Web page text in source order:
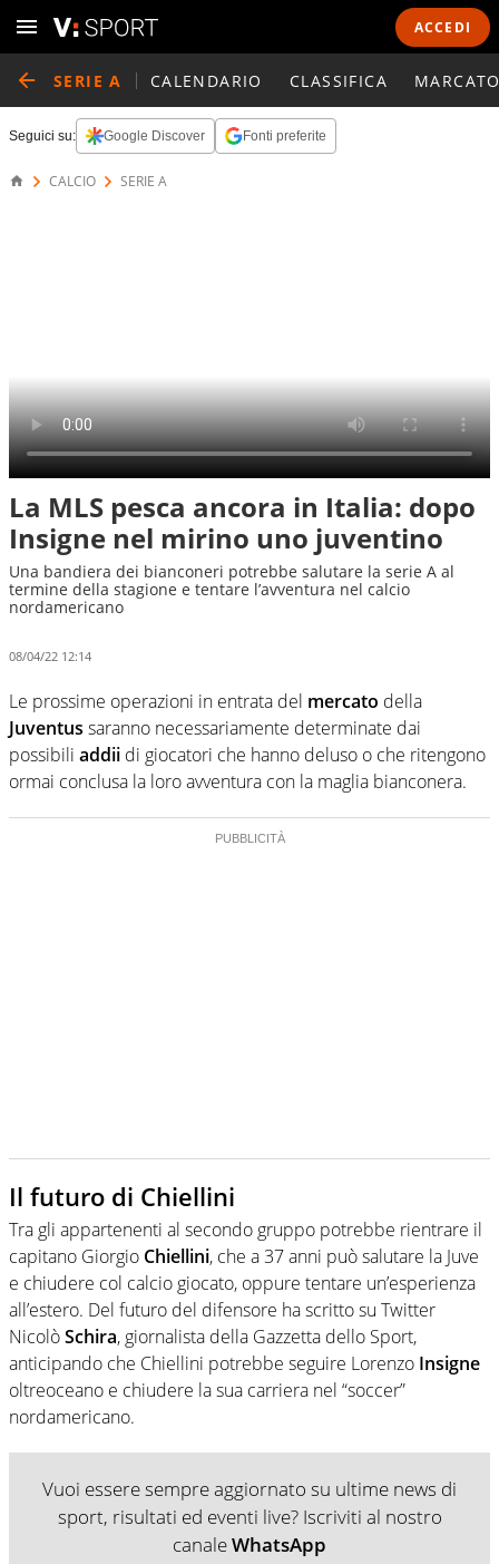
ACCEDI
SERIE A CALENDARIO CLASSIFICA
Seguici su: Google Discover Fonti preferite
CALCIO SERIE A
La MLS pesca ancora in Italia: dopo
Insigne nel mirino uno juventino
Una bandiera dei bianconeri potrebbe salutare la serie A al
termine della stagione e tentare l’avventura nel calcio
nordamericano
08/04/22 12:14
Le prossime operazioni in entrata del mercato della
Juventus saranno necessariamente determinate dai
possibili addii di giocatori che hanno deluso o che ritengono
ormai conclusa la loro avventura con la maglia bianconera.
Il futuro di Chiellini
Tra gli appartenenti al secondo gruppo potrebbe rientrare il
capitano Giorgio Chiellini, che a 37 anni può salutare la Juve
e chiudere col calcio giocato, oppure tentare un’esperienza
all’estero. Del futuro del difensore ha scritto su Twitter
NicolòSchira, giornalista della Gazzetta dello Sport,
anticipando che Chiellini potrebbe seguire Lorenzo Insigne
oltreoceano e chiudere la sua carriera nel “soccer”
nordamericano.
Vuoi essere sempre aggiornato su ultime news di
sport, risultati ed eventi live? Iscriviti al nostro
canaleWhatsApp